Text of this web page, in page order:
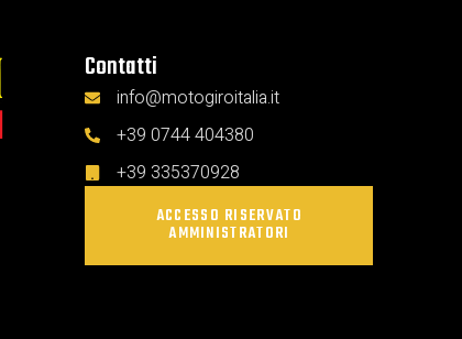
Contatti
info@motogiroitalia.it
+39 0744 404380
+39 335370928
ACCESSO RISERVATO
AMMINISTRATORI